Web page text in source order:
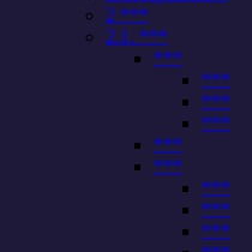
2 ***
2.1. ***
***
***
***
***
***
***
***
***
***